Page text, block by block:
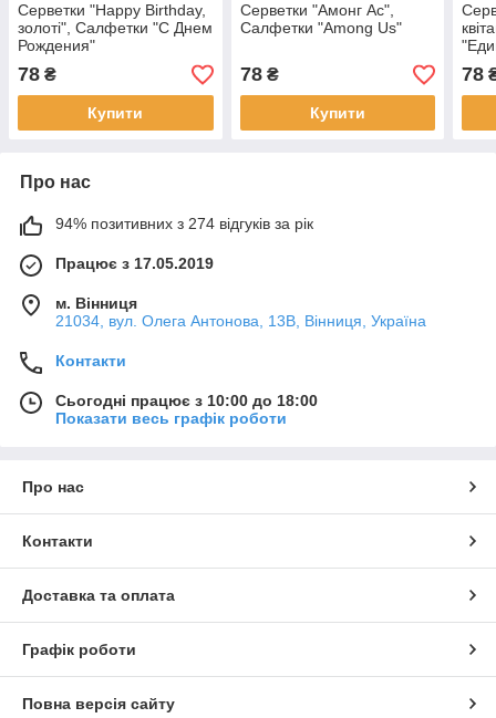
Серветки "Happy Birthday,
золоті", Салфетки "С Днем
Рождения"
78 ₴
Купити
Серветки "Амонг Ас",
Салфетки "Among Us"
78₴
Купити
78
Про нас
94% позитивних з 274 відгуків за рік
Працює з 17.05.2019
м. Вінниця
21034, вул. Олега Антонова, 13В, Вінниця, Україна
Контакти
Сьогодні працює з 10:00 до 18:00
Показати весь графік роботи
Про нас
Контакти
Доставка та оплата
Графік роботи
Повна версія сайту